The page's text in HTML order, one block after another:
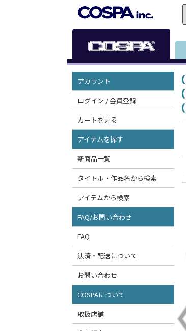
アカウント
ログイン / 会員登録
カートを見る
アイテムを探す
新商品一覧
タイトル・作品名から検索
アイテムから検索
FAQ/お問い合わせ
FAQ
決済・配送について
お問い合わせ
COSPAについて
取扱店舗